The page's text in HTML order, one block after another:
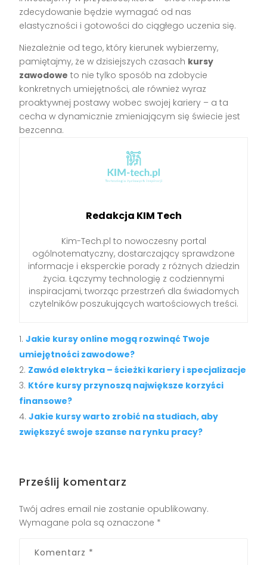
zdecydowanie będzie wymagać od nas
elastyczności i gotowości do ciągłego uczenia się.
Niezależnie od tego, który kierunek wybierzemy,
pamiętajmy, że w dzisiejszych czasach kursy
zawodowe to nie tylko sposób na zdobycie
konkretnych umiejętności, ale również wyraz
proaktywnej postawy wobec swojej kariery – a ta
cecha w dynamicznie zmieniającym się świecie jest
bezcenna.
Redakcja KIM Tech
Kim-Tech.pl to nowoczesny portal
ogólnotematyczny, dostarczający sprawdzone
informacje i eksperckie porady z różnych dziedzin
życia. Łączymy technologię z codziennymi
inspiracjami, tworząc przestrzeń dla świadomych
czytelników poszukujących wartościowych treści.
Jakie kursy online mogą rozwinąć Twoje
umiejętności zawodowe?
Zawód elektryka – ścieżki kariery i specjalizacje
Które kursy przynoszą największe korzyści
finansowe?
Jakie kursy warto zrobić na studiach, aby
zwiększyć swoje szanse na rynku pracy?
Prześlij komentarz
Twój adres email nie zostanie opublikowany.
Wymagane pola są oznaczone *